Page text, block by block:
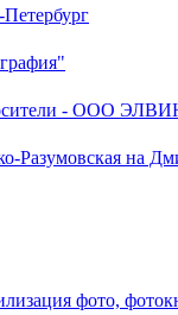
- ООО
Разумовская на
фото,